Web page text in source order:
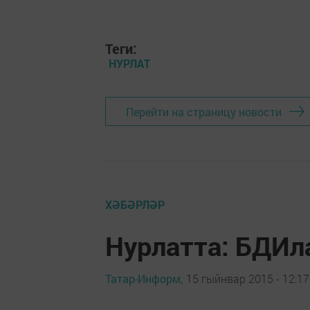
Теги:
НУРЛАТ
Перейти на страницу новости
ХӘБӘРЛӘР
Нурлатта:
Татар-Информ, 15 гыйнвар 2015 - 12:17